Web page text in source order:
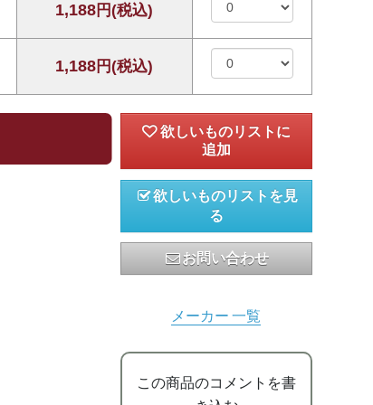
1,188円(税込)
1,188円(税込)
欲しいものリストを見
る
お問い合わせ
メーカー 一覧
この商品のコメントを書